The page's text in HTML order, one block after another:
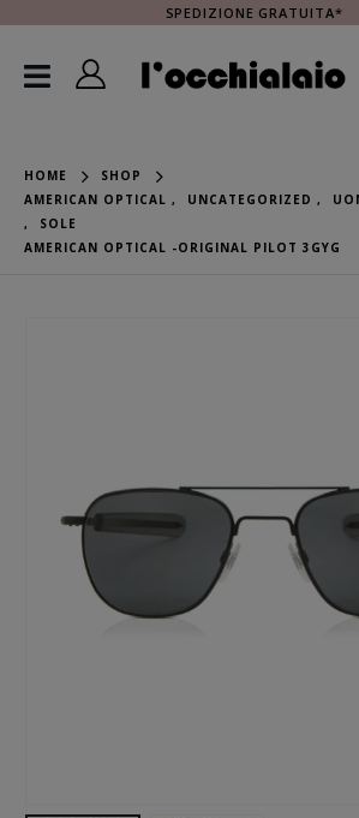
SPEDIZIONE GRATUITA*
HOME
SHOP
AMERICAN OPTICAL , UNCATEGORIZED ,
,
SOLE
AMERICAN OPTICAL -ORIGINAL PILOT 3GYG